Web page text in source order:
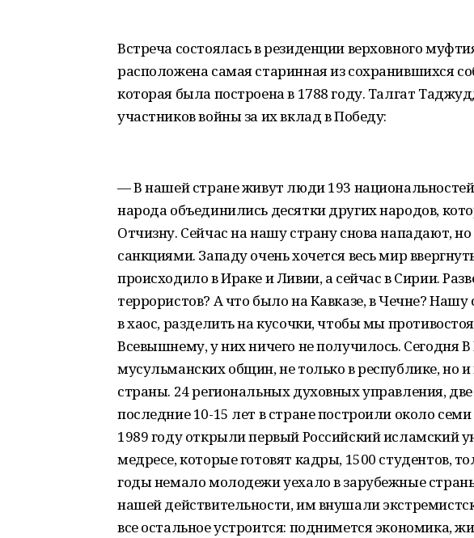
Встреча состоялась в резиденции верховного
расположена самая старинная из сохранившихся
которая была построена в 1788 году. Талгат
участников войны за их вклад в Победу:
— В нашей стране живут люди 193 национальностей,
народа объединились десятки других народов,
Отчизну. Сейчас на нашу страну снова нападают,
санкциями. Западу очень хочется весь мир
происходило в Ираке и Ливии, а сейчас в Сирии.
террористов? А что было на Кавказе, в Чечне? Нашу
в хаос, разделить на кусочки, чтобы мы
Всевышнему, у них ничего не получилось. Сегодня
мусульманских общин, не только в республике, но
страны. 24 региональных духовных управления,
последние 10-15 лет в стране построили около
1989 году открыли первый Российский исламский
медресе, которые готовят кадры, 1500 студентов,
годы немало молодежи уехало в зарубежные
нашей действительности, им внушали
все остальное устроится: поднимется экономика,